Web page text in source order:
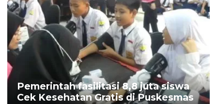
Pemerintah fasilitasi 8,8 juta siswa
Cek Kesehatan Gratis di Puskesmas